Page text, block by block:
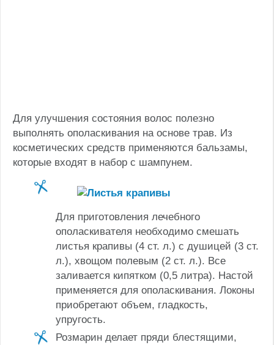
Для улучшения состояния волос полезно
выполнять ополаскивания на основе трав. Из
косметических средств применяются бальзамы,
которые входят в набор с шампунем.
Для приготовления лечебного
ополаскивателя необходимо смешать
листья крапивы (4 ст. л.) с душицей (3 ст.
л.), хвощом полевым (2 ст. л.). Все
заливается кипятком (0,5 литра). Настой
применяется для ополаскивания. Локоны
приобретают объем, гладкость,
упругость.
Розмарин делает пряди блестящими,